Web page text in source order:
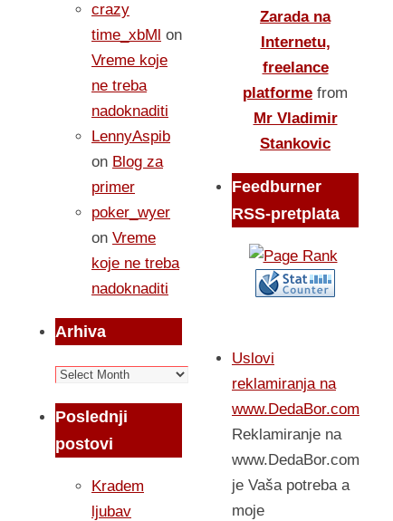
crazy
time_xbMl on
Vreme koje
ne treba
nadoknaditi
LennyAspib
on Blog za
primer
poker_wyer
on Vreme
koje ne treba
nadoknaditi
Arhiva
Arhiva
Poslednji
postovi
Kradem
ljubav
Zarada na
Internetu,
freelance
platforme from
Mr Vladimir
Stankovic
Feedburner
RSS-pretplata
Uslovi
reklamiranja na
www.DedaBor.com
Reklamiranje na
www.DedaBor.com
je Vaša potreba a
moje